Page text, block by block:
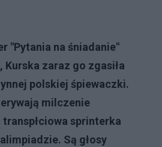
"Pytania na śniadanie"
Kurska zaraz go zgasiła
polskiej śpiewaczki.
milczenie
sprinterka
Są głosy